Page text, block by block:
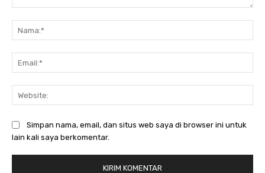
Simpan nama, email, dan situs web saya di browser ini untuk
lain kali saya berkomentar.